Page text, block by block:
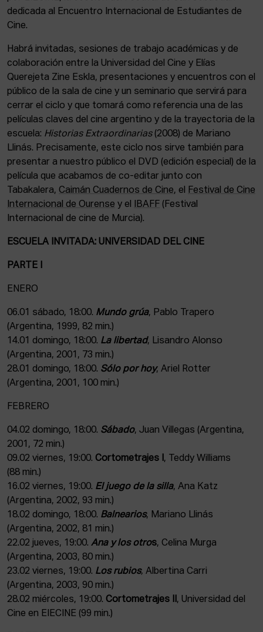
dedicada al Encuentro Internacional de Estudiantes de
Cine.
Habrá invitadas, sesiones de trabajo académicas y de
colaboración entre la Universidad del Cine y Elías
Querejeta Zine Eskla, presentaciones y encuentros con el
público de la sala de cine y un seminario que servirá para
cerrar el ciclo y que tomará como referencia una de las
películas claves del cine argentino y de la trayectoria de la
escuela: Historias Extraordinarias(2008) de Mariano
Llinás. Precisamente, este ciclo nos sirve también para
presentar a nuestro público el DVD (edición especial) de la
película que acabamos de co-editar junto con
Tabakalera, Caimán Cuadernos de Cine, el
Festival de Cine
Internacional de Ourense y el IBAFF (Festival
Internacional de cine de Murcia).
ESCUELA INVITADA: UNIVERSIDAD DEL CINE
PARTE I
ENERO
06.01 sábado, 18:00. Mundo grúa, Pablo Trapero
(Argentina, 1999, 82 min.)
14.01 domingo, 18:00. La libertad, Lisandro Alonso
(Argentina, 2001, 73 min.)
28.01 domingo, 18:00. Sólo por hoy, Ariel Rotter
(Argentina, 2001, 100 min.)
FEBRERO
04.02 domingo, 18:00. Sábado, Juan Villegas (Argentina,
2001, 72 min.)
09.02 viernes, 19:00. Cortometrajes I ,
Teddy Williams
(88 min.)
16.02 viernes, 19:00. El juego de la silla, Ana Katz
(Argentina, 2002, 93 min.)
18.02 domingo, 18:00. Balnearios, Mariano Llinás
(Argentina, 2002, 81 min.)
22.02 jueves, 19:00. Ana y los otros, Celina Murga
(Argentina, 2003, 80 min.)
23.02 viernes, 19:00. Los rubios, Albertina Carri
(Argentina, 2003, 90 min.)
28.02 miércoles, 19:00. Cortometrajes II , Universidad del
Cine en EIECINE (99 min.)